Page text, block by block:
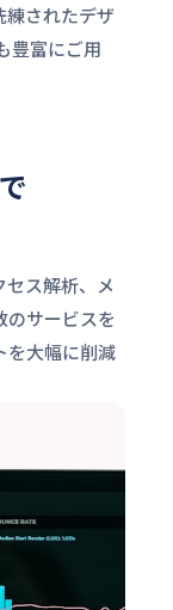
練されたデザ
豊富にご用
ス解析、メ
のサービスを
を大幅に削減